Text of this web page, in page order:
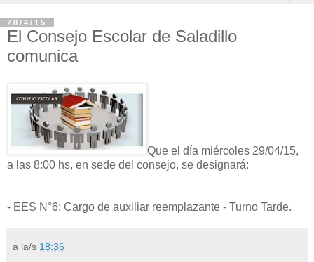
28/4/15
El Consejo Escolar de Saladillo
comunica
Que el día miércoles 29/04/15,
a las 8:00 hs, en sede del consejo, se designará:
- EES N°6: Cargo de auxiliar reemplazante - Turno Tarde.
a la/s 18:36